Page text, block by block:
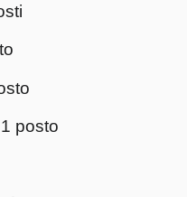
posto
1 posto
1 posto
posti